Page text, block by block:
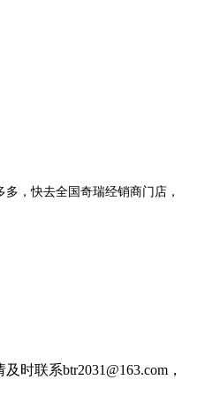
，快去全国奇瑞经销商门店，
联系btr2031@163.com，